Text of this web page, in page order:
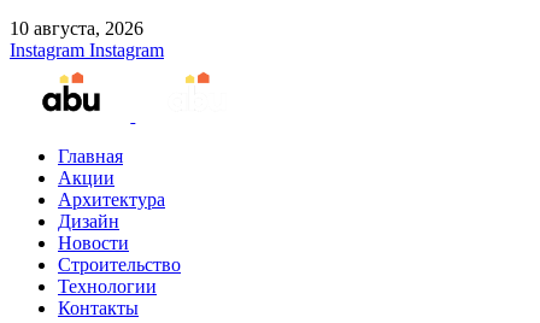
10 августа, 2026
Instagram Instagram
Главная
Акции
Архитектура
Дизайн
Новости
Строительство
Технологии
Контакты